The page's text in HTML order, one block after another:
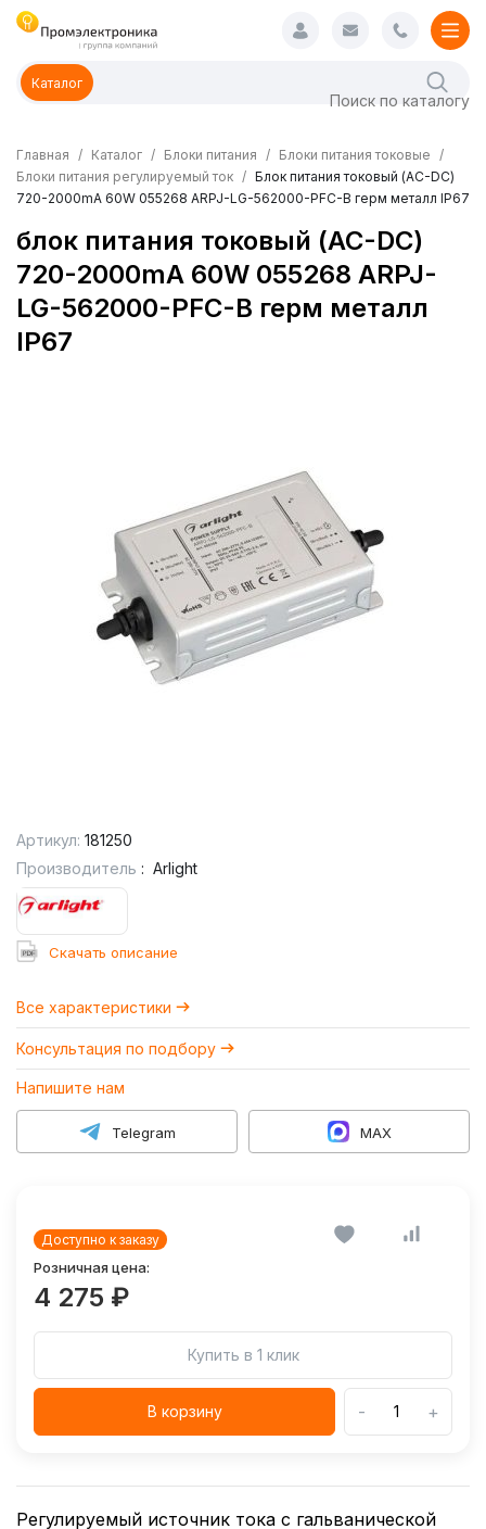
Каталог
Главная Каталог Блоки питания
Блоки питания токовые
Блоки питания регулируемый ток
Блок питания токовый (AC-DC)
720-2000mA 60W 055268 ARPJ-LG-562000-PFC-B герм металл IP67
блок питания токовый (AC-DC)
720-2000mA 60W 055268 ARPJ-
LG-562000-PFC-B герм металл
IP67
Артикул: 181250
Производитель : Arlight
Cкачать описание
Все характеристики
Консультация по подбору
Напишите нам
Telegram MAX
Доступно к заказу
Розничная цена:
4 275 ₽
Купить в 1 клик
В корзину - +
Регулируемый источник тока с гальванической